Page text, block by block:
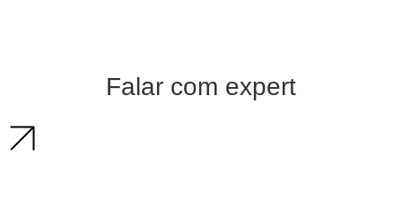
Falar com expert